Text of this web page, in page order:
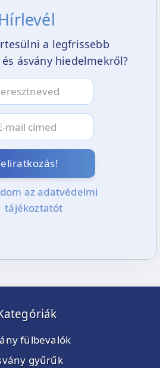
a legfrissebb
ásvány hiedelmekről?
az adatvédelmi
tájékoztatót
fülbevalók
gyűrűk